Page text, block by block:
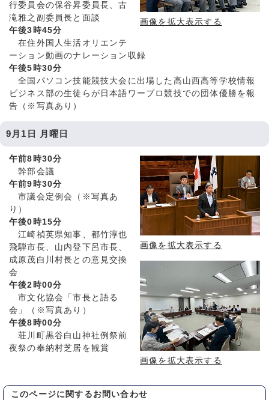
画像を拡大表示する
行委員会の保谷昇委員長、古
滝雅之副委員長と面談
午後3時45分
在住外国人生活オリエンテ
ーション動画のナレーション収録
午後5時30分
全国パソコン技能競技大会に出場した高山西高等学校情報
ビジネス部の生徒らが日本語ワープロ競技での団体優勝を報
告（※写真あり）
9月1日 月曜日
画像を拡大表示する
画像を拡大表示する
午前8時30分
幹部会議
午前9時30分
市議会定例会（※写真あ
り）
午後0時15分
江崎禎英県知事、都竹淳也
飛騨市長、山内登下呂市長、
成原茂白川村長との意見交換
会
午後2時00分
市文化協会「市長と語る
会」（※写真あり）
午後8時00分
荘川町黒谷白山神社例祭前
夜祭の奉納村芝居を観賞
このページに関する お問い合わせ